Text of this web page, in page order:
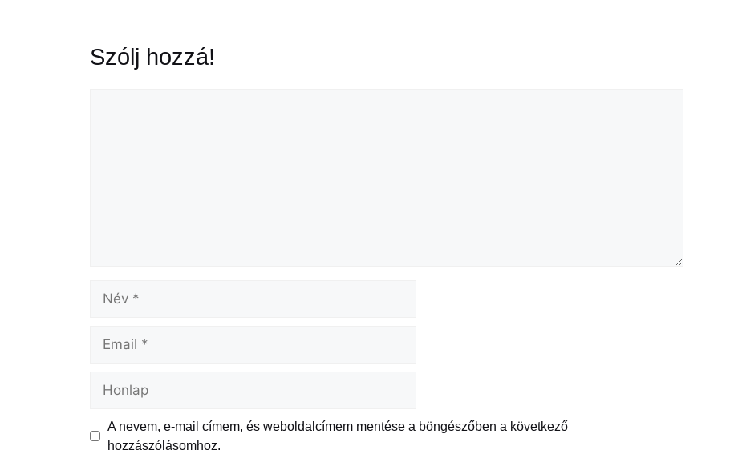
Szólj hozzá!
A nevem, e-mail címem, és weboldalcímem mentése a böngészőben a következő
hozzászólásomhoz.